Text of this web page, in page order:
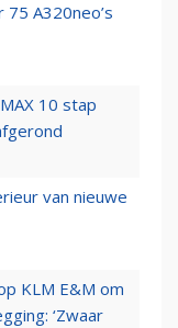
A320neo’s
10 stap
van nieuwe
KLM E&M om
‘Zwaar